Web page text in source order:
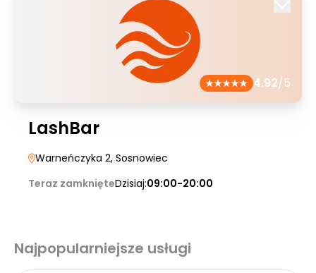
4.92/5
LashBar
Warneńczyka 2, Sosnowiec
Teraz zamknięteDzisiaj:09:00-20:00
Najpopularniejsze usługi